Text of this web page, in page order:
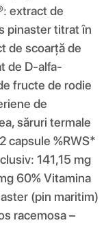
extract de
pinaster titrat în
de scoarță de
de D-alfa-
fructe de rodie
de
săruri termale
capsule %RWS*
141,15 mg
60% Vitamina
(pin maritim)
racemosa –